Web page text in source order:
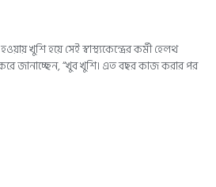
খুশি হয়ে সেই স্বাস্থ্যকেন্দ্রের কর্মী হেলথ
জানাচ্ছেন, “খুব খুশি। এত বছর কাজ করার পর